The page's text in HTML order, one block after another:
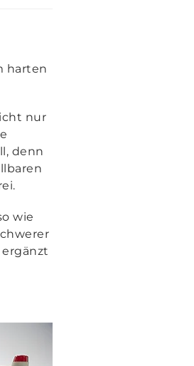
harten
nur
denn
wie